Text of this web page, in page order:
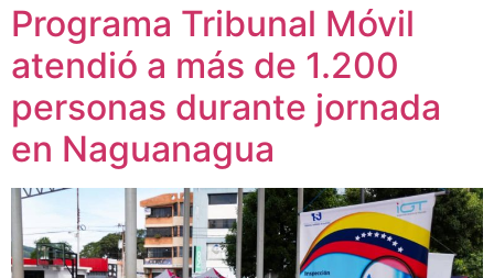
Programa Tribunal Móvil
atendió a más de 1.200
personas durante jornada
en Naguanagua